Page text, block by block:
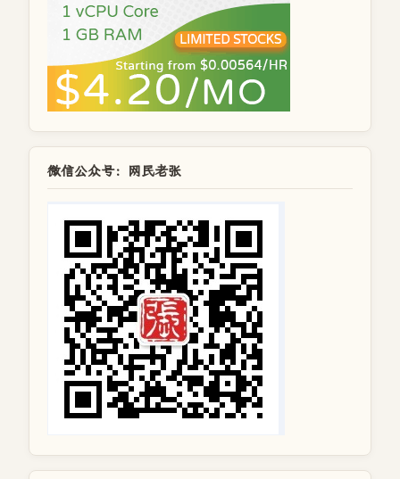
微信公众号：网民老张